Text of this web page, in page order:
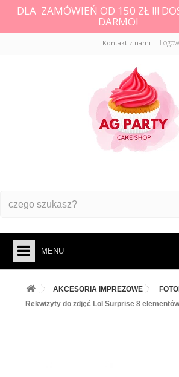
DLA ZAMÓWIEŃ OD 150 ZŁ !!!
DARMO!
Kontakt z nami
MENU
PIECZENIE
AKCESORIA IMPREZOWE
Rekwizyty do zdjęć Lol Surprise 8